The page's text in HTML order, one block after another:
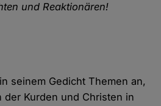
und Reaktionären!
seinem Gedicht Themen an,
der Kurden und Christen in